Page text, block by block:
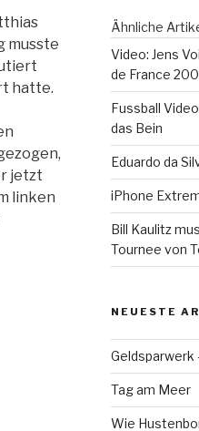
musste
hatte.
jetzt
linken
Ähnliche
Video: Jens
de France
Fussball
das Bein
Eduardo da
iPhone
Bill Kaulitz
Tournee von
NEUESTE
Geldsparwerk
Tag am Meer
Wie